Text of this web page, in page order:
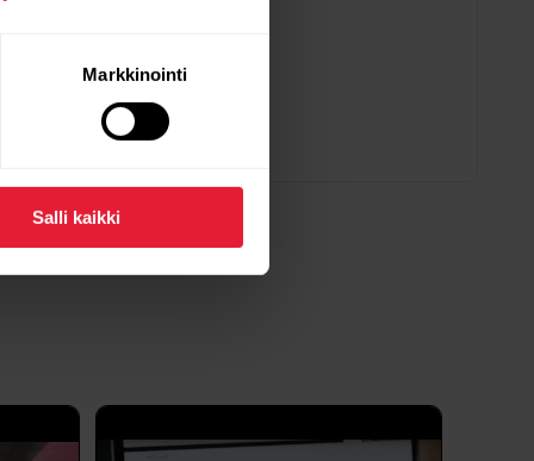
Markkinointi
Salli kaikki
tietokoneeseen?
aluetta ja lataa asennuspaketti
tietokoneeseesi.->Hyväksy
asennuksen sijainti tietokoneeltasi,